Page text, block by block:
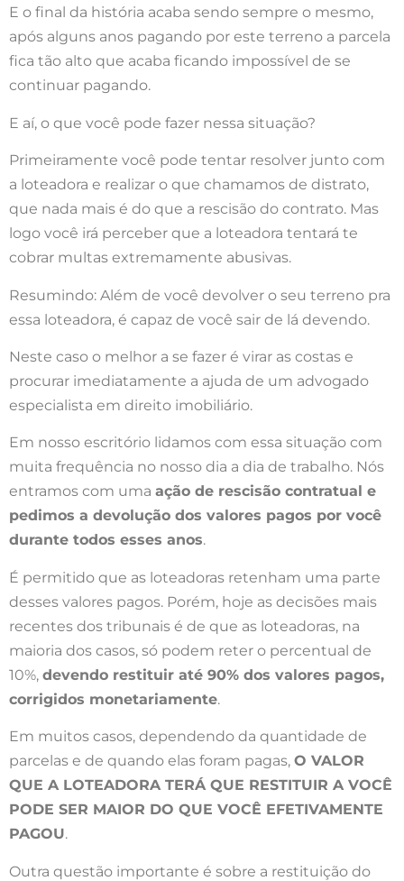
E o final da história acaba sendo sempre o mesmo,
após alguns anos pagando por este terreno a parcela
fica tão alto que acaba ficando impossível de se
continuar pagando.
E aí, o que você pode fazer nessa situação?
Primeiramente você pode tentar resolver junto com
a loteadora e realizar o que chamamos de distrato,
que nada mais é do que a rescisão do contrato. Mas
logo você irá perceber que a loteadora tentará te
cobrar multas extremamente abusivas.
Resumindo: Além de você devolver o seu terreno pra
essa loteadora, é capaz de você sair de lá devendo.
Neste caso o melhor a se fazer é virar as costas e
procurar imediatamente a ajuda de um advogado
especialista em direito imobiliário.
Em nosso escritório lidamos com essa situação com
muita frequência no nosso dia a dia de trabalho. Nós
entramos com uma ação de rescisão contratual e
pedimos a devolução dos valores pagos por você
durante todos esses anos.
É permitido que as loteadoras retenham uma parte
desses valores pagos. Porém, hoje as decisões mais
recentes dos tribunais é de que as loteadoras, na
maioria dos casos, só podem reter o percentual de
10%, devendo restituir até 90% dos valores pagos,
corrigidos monetariamente.
Em muitos casos, dependendo da quantidade de
parcelas e de quando elas foram pagas, O VALOR
QUE A LOTEADORA TERÁ QUE RESTITUIR A VOCÊ
PODE SER MAIOR DO QUE VOCÊ EFETIVAMENTE
PAGOU.
Outra questão importante é sobre a restituição do